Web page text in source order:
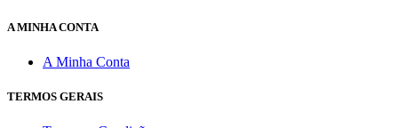
A MINHA CONTA
A Minha Conta
TERMOS GERAIS